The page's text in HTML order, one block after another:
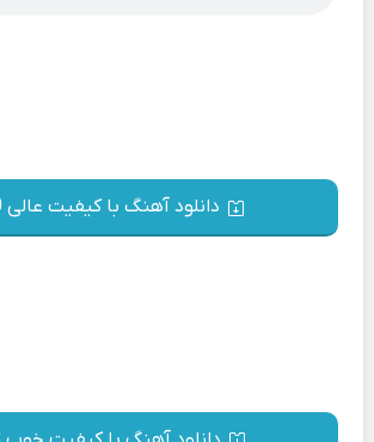
دانلود آهنگ با کیفیت عالی 320